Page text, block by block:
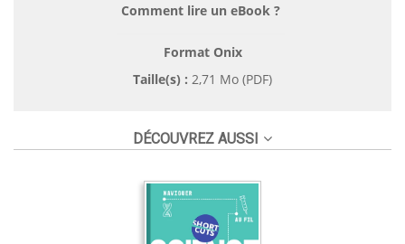
Comment lire un eBook ?
Format Onix
Taille(s) : 2,71 Mo (PDF)
DÉCOUVREZ AUSSI